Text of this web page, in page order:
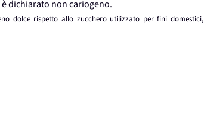
dichiarato non cariogeno.
dolce rispetto allo zucchero utilizzato per fini domestici,